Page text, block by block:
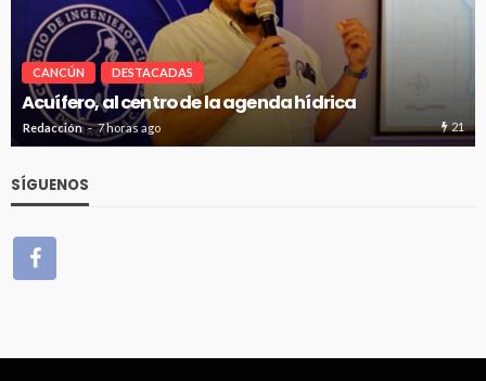
CANCÚN DESTACADAS
Renuevan 250 módulos de basura en el bulevar
Kukulcán
Redacción 7 horas ago 35
SÍGUENOS